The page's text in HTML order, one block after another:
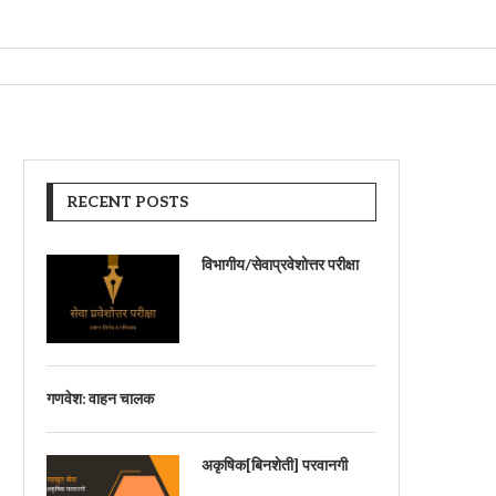
RECENT POSTS
विभागीय/सेवाप्रवेशोत्तर परीक्षा
गणवेश: वाहन चालक
अकृषिक[बिनशेती] परवानगी